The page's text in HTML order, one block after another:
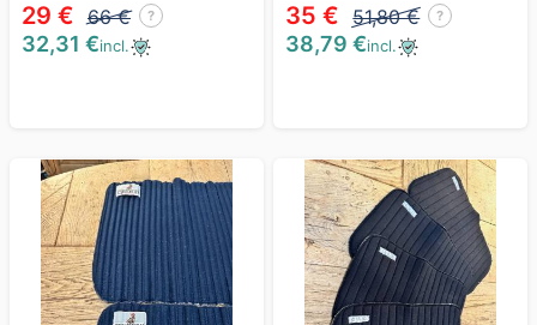
29 € 66 € ?
32,31 €incl.
35 € 51,80 € ?
38,79 €incl.